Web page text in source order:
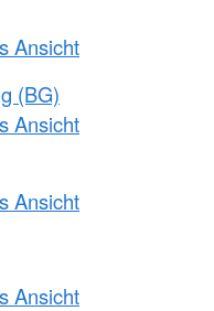
Ansicht
(BG)
Ansicht
Ansicht
Ansicht